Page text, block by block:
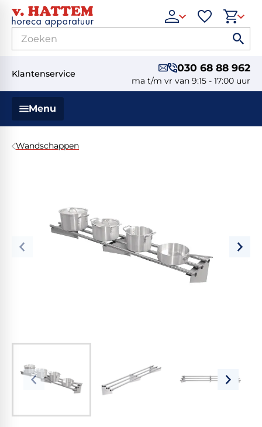
Klantenservice 030 68 88 962
ma t/m vr van 9:15 - 17:00 uur
Menu
Wandschappen